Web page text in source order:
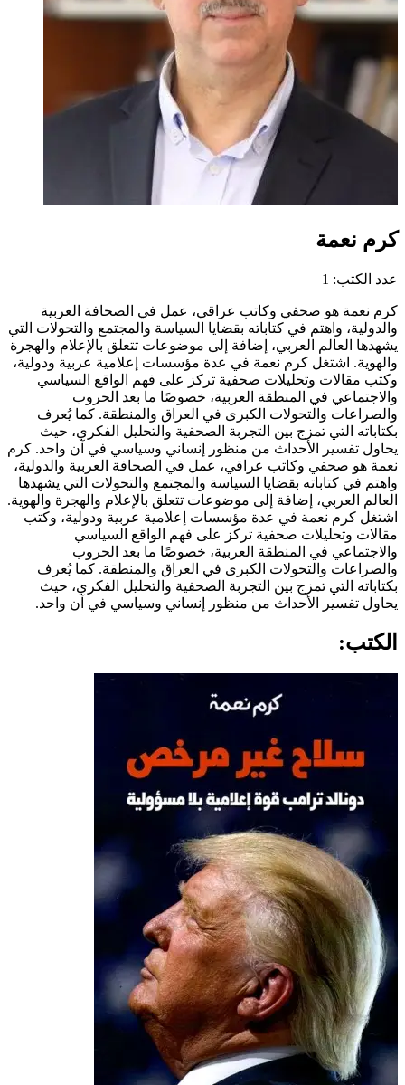
كرم نعمة
عدد الكتب: 1
كرم نعمة هو صحفي وكاتب عراقي، عمل في الصحافة العربية
والدولية، واهتم في كتاباته بقضايا السياسة والمجتمع والتحولات التي
يشهدها العالم العربي، إضافة إلى موضوعات تتعلق بالإعلام والهجرة
والهوية. اشتغل كرم نعمة في عدة مؤسسات إعلامية عربية ودولية،
وكتب مقالات وتحليلات صحفية تركز على فهم الواقع السياسي
والاجتماعي في المنطقة العربية، خصوصًا ما بعد الحروب
والصراعات والتحولات الكبرى في العراق والمنطقة. كما يُعرف
بكتاباته التي تمزج بين التجربة الصحفية والتحليل الفكري، حيث
يحاول تفسير الأحداث من منظور إنساني وسياسي في آن واحد. كرم
نعمة هو صحفي وكاتب عراقي، عمل في الصحافة العربية والدولية،
واهتم في كتاباته بقضايا السياسة والمجتمع والتحولات التي يشهدها
العالم العربي، إضافة إلى موضوعات تتعلق بالإعلام والهجرة والهوية.
اشتغل كرم نعمة في عدة مؤسسات إعلامية عربية ودولية، وكتب
مقالات وتحليلات صحفية تركز على فهم الواقع السياسي
والاجتماعي في المنطقة العربية، خصوصًا ما بعد الحروب
والصراعات والتحولات الكبرى في العراق والمنطقة. كما يُعرف
بكتاباته التي تمزج بين التجربة الصحفية والتحليل الفكري، حيث
يحاول تفسير الأحداث من منظور إنساني وسياسي في آن واحد.
الكتب: